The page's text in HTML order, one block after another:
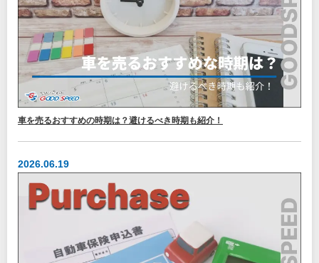
車を売るおすすめの時期は？避けるべき時期も紹介！
2026.06.19